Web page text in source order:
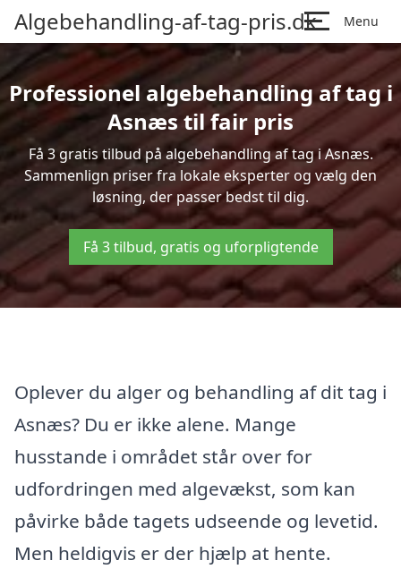
Algebehandling-af-tag-pris.dk Menu
Professionel algebehandling af tag i
Asnæs til fair pris
Få 3 gratis tilbud på algebehandling af tag i Asnæs.
Sammenlign priser fra lokale eksperter og vælg den
løsning, der passer bedst til dig.
Få 3 tilbud, gratis og uforpligtende
Oplever du alger og behandling af dit tag i
Asnæs? Du er ikke alene. Mange
husstande i området står over for
udfordringen med algevækst, som kan
påvirke både tagets udseende og levetid.
Men heldigvis er der hjælp at hente.